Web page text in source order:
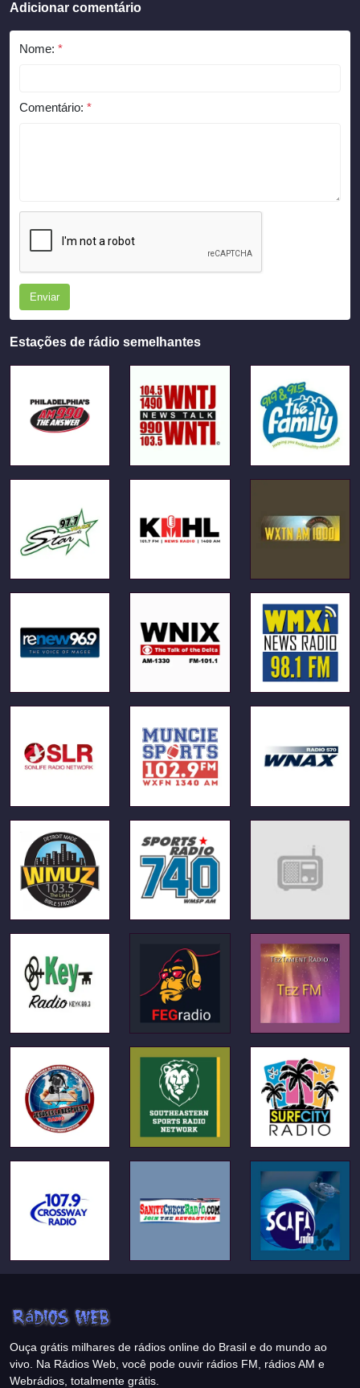
Adicionar comentário
Nome: *
Comentário: *
Enviar
Estações de rádio semelhantes
Ouça grátis milhares de rádios online do Brasil e do mundo ao
vivo. Na Rádios Web, você pode ouvir rádios FM, rádios AM e
Webrádios, totalmente grátis.